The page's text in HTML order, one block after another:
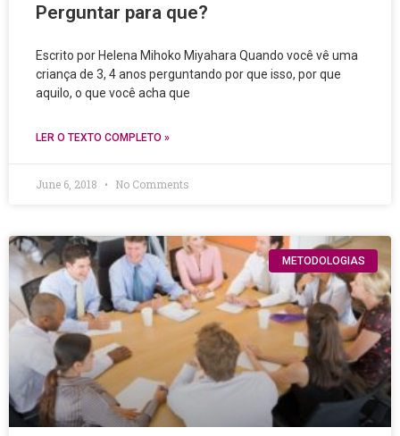
Perguntar para que?
Escrito por Helena Mihoko Miyahara Quando você vê uma
criança de 3, 4 anos perguntando por que isso, por que
aquilo, o que você acha que
LER O TEXTO COMPLETO »
June 6, 2018 No Comments
METODOLOGIAS